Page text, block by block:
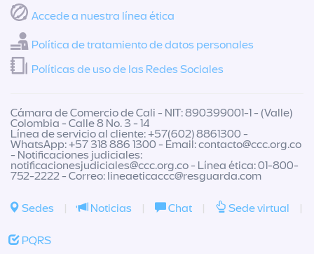
Accede a nuestra línea ética
Política de tratamiento de datos personales
Políticas de uso de las Redes Sociales
Cámara de Comercio de Cali - NIT: 890399001-1 - (Valle)
Colombia - Calle 8 No. 3 - 14
Línea de servicio al cliente: +57(602) 8861300 -
WhatsApp: +57 318 886 1300 - Email:contacto@ccc.org.co
- Notificaciones judiciales:
notificacionesjudiciales@ccc.org.co- Línea ética: 01-800-
752-2222 - Correo: lineaeticaccc@resguarda.com
Sedes | Noticias | Chat | Sede virtual |
PQRS